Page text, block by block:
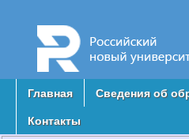
Главная Сведения об
Контакты